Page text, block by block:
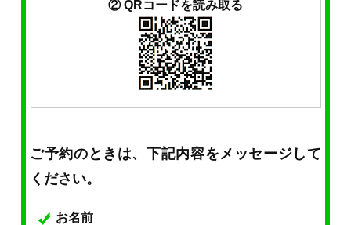
② QRコードを読み取る
ご予約のときは、下記内容をメッセージして
ください。
お名前